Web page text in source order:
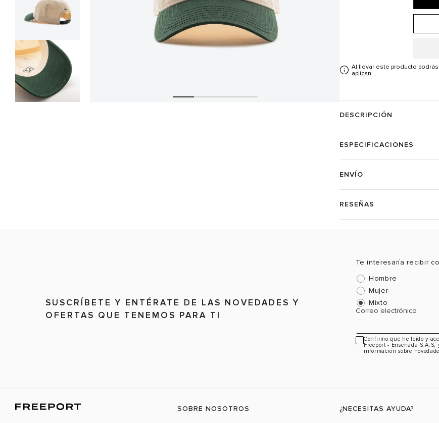
Al llevar este producto
aplican
DESCRIPCIÓN
ESPECIFICACIONES
ENVÍO
RESEÑAS
SUSCRÍBETE Y ENTÉRATE DE LAS NOVEDADES Y
OFERTAS QUE TENEMOS PARA TI
Te interesaría recibir
Hombre
Mujer
Mixto
Correo electrónico
Confirmo que he leído y
Freeport - Ensenada
información sobre
SOBRE NOSOTROS ¿NECESITAS AYUDA?